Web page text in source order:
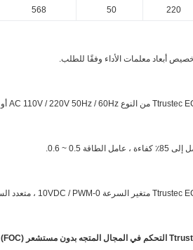
220
50
568
أبعاد معلمات الأداء وفقًا للطلب.